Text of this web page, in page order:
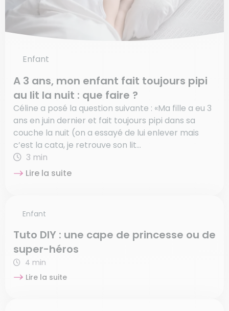
Enfant
A 3 ans, mon enfant fait toujours pipi
au lit la nuit : que faire ?
Céline a posé la question suivante : «Ma fille a eu 3
ans en juin dernier et fait toujours pipi dans sa
couche la nuit (on a essayé de lui enlever mais
c’est la cata, je retrouve son lit...
3 min
Lire la suite
Enfant
Tuto DIY : une cape de princesse ou de
super-héros
4 min
Lire la suite